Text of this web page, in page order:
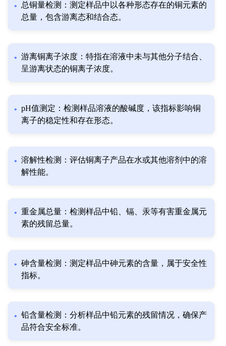
总铜量检测：测定样品中以各种形态存在的铜元素的
总量，包含游离态和结合态。
游离铜离子浓度：特指在溶液中未与其他分子结合、
呈游离状态的铜离子浓度。
pH值测定：检测样品溶液的酸碱度，该指标影响铜
离子的稳定性和存在形态。
溶解性检测：评估铜离子产品在水或其他溶剂中的溶
解性能。
重金属总量：检测样品中铅、镉、汞等有害重金属元
素的残留总量。
砷含量检测：测定样品中砷元素的含量，属于安全性
指标。
铅含量检测：分析样品中铅元素的残留情况，确保产
品符合安全标准。